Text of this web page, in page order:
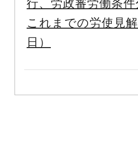
行、労政審労働条件
これまでの労使見
日）